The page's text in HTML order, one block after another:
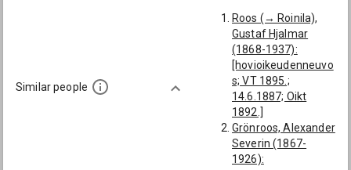
Similar people
Roos (→ Roinila),
Gustaf Hjalmar
(1868-1937):
[hovioikeudenneuvo
s; VT 1895.;
14.6.1887; Oikt
1892.]
Grönroos, Alexander
Severin (1867-
1926):